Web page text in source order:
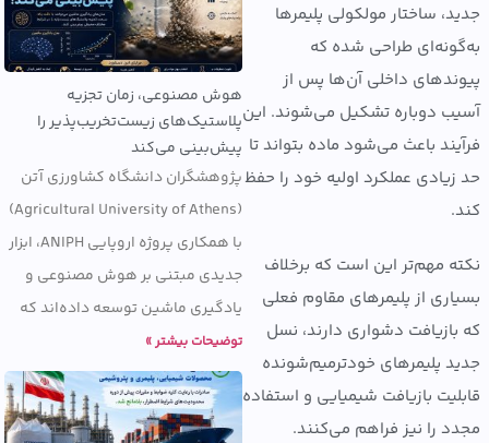
ساختار مولکولی پلیمرها
طراحی شده که
داخلی آن‌ها پس از
دوباره تشکیل می‌شوند. این
باعث می‌شود ماده بتواند تا
عملکرد اولیه خود را حفظ
مهم‌تر این است که برخلاف
از پلیمرهای مقاوم فعلی
دشواری دارند، نسل
پلیمرهای خودترمیم‌شونده
بازیافت شیمیایی و استفاده
را نیز فراهم می‌کنند.
هوش مصنوعی، زمان تجزیه
پلاستیک‌های زیست‌تخریب‌پذیر را
پیش‌بینی می‌کند
پژوهشگران دانشگاه کشاورزی آتن
(Agricultural University of Athens)
با همکاری پروژه اروپایی ANIPH، ابزار
جدیدی مبتنی بر هوش مصنوعی و
یادگیری ماشین توسعه داده‌اند که
توضیحات بیشتر »